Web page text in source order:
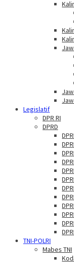
Legislatif
DPR RI
DPRD
TNI-POLRI
Mabes TNI